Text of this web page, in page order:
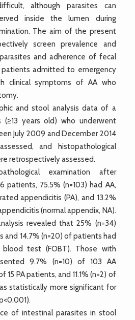
although parasites can
inside the lumen during
The aim of the present
screen prevalence and
and adherence of fecal
patients admitted to emergency
clinical symptoms of AA who
and stool analysis data of a
years old) who underwent
July 2009 and December 2014
and histopathological
retrospectively assessed.
examination after
patients, 75.5% (n=103) had AA,
appendicitis (PA), and 13.2%
(normal appendix, NA).
revealed that 25% (n=34)
and 14.7% (n=20) of patients had
test (FOBT). Those with
9.7% (n=10) of 103 AA
15 PA patients, and 11.1% (n=2) of
statistically more significant for
of intestinal parasites in stool